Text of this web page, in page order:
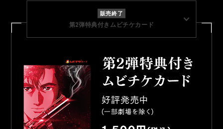
販売終了
第2弾特典付きムビチケカード